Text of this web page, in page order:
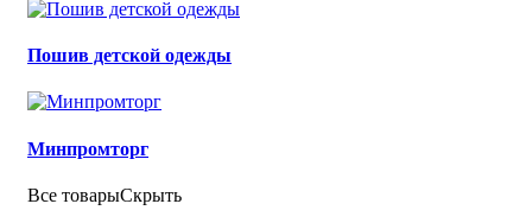
Пошив детской одежды
Минпромторг
Все товарыСкрыть